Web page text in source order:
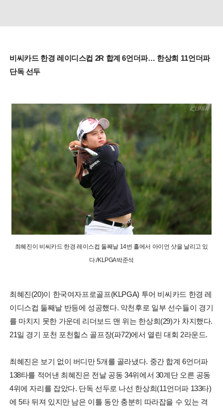
비씨카드 한경 레이디스컵 2R 합계 6언더파… 한상희 11언더파
단독 선두
최혜진이 비씨카드 한경 레이스컵 둘째날 14번 홀에서 아이언 샷을 날리고 있
다./KLPGA박준석
최혜진(20)이 한국여자프로골프(KLPGA) 투어 비씨카드 한경 레
이디스컵 둘째날 반등에 성공했다. 악천후로 일부 선수들이 경기
를 마치지 못한 가운데 리더보드 맨 위는 한상희(29)가 차지했다.
21일 경기 포천 포천힐스 골프장(파72)에서 열린 대회 2라운드.
최혜진은 보기 없이 버디만 5개를 골라냈다. 중간 합계 6언더파
138타를 적어낸 최혜진은 전날 공동 34위에서 30계단 오른 공동
4위에 자리를 잡았다. 단독 선두로 나선 한상희(11언더파 133타)
에 5타 뒤져 있지만 남은 이틀 동안 충분히 따라잡을 수 있는 격